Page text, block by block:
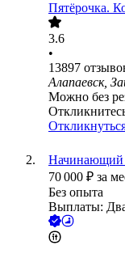
Пятёрочка.
3.6
•
13897
Алапаевск,
Можно без
Начинающий
70 000 ₽ за
Без опыта
Выплаты: